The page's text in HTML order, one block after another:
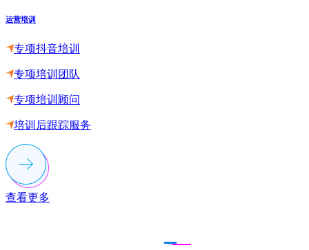
运营培训
专项抖音培训
专项培训团队
专项培训顾问
培训后跟踪服务
查看更多